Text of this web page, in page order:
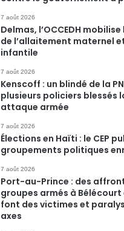
7 août 2026
Delmas, l’OCCEDH
de l’allaitement maternel
infantile
7 août 2026
Kenscoff : un blindé de la
plusieurs policiers blessés
attaque armée
7 août 2026
Élections en Haïti : le CEP
groupements politiques
7 août 2026
Port-au-Prince : des
groupes armés à
font des victimes et
axes